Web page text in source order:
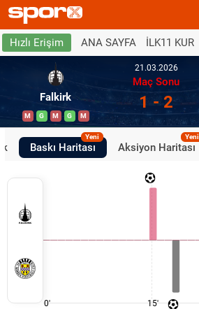
Hızlı Erişim ANA SAYFA İLK11 KUR
Falkirk
M G M G M
21.03.2026
Maç Sonu
1 - 2
Baskı Haritası
Yeni
Aksiyon Haritası
Yeni
0' 15'